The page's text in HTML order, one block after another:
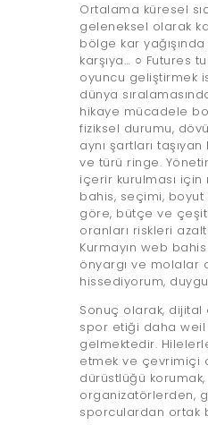
Ortalama küresel
geleneksel olarak
bölge kar
karşıya… ○ Futures
oyuncu geliştirmek
dünya
hikaye mücadele
fiziksel durumu,
aynı şartları
ve türü ringe.
içerir kurulması
bahis, seçimi, boyut
göre, bütçe ve
oranları riskleri
Kurmayın web bahis
önyargı ve molalar
hissediyorum,
Sonuç olarak,
spor etiği daha
gelmektedir.
etmek ve çevrimiçi
dürüstlüğü korumak,
organizatörlerden,
sporculardan ortak